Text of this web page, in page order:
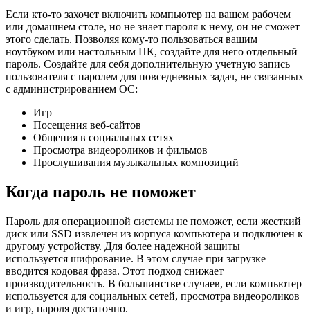
Если кто-то захочет включить компьютер на вашем рабочем
или домашнем столе, но не знает пароля к нему, он не сможет
этого сделать. Позволяя кому-то пользоваться вашим
ноутбуком или настольным ПК, создайте для него отдельный
пароль. Создайте для себя дополнительную учетную запись
пользователя с паролем для повседневных задач, не связанных
с администрированием ОС:
Игр
Посещения веб-сайтов
Общения в социальных сетях
Просмотра видеороликов и фильмов
Прослушивания музыкальных композиций
Когда пароль не поможет
Пароль для операционной системы не поможет, если жесткий
диск или SSD извлечен из корпуса компьютера и подключен к
другому устройству. Для более надежной защиты
используется шифрование. В этом случае при загрузке
вводится кодовая фраза. Этот подход снижает
производительность. В большинстве случаев, если компьютер
используется для социальных сетей, просмотра видеороликов
и игр, пароля достаточно.